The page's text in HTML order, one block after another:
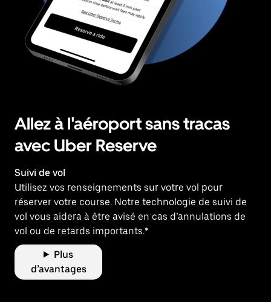
Allez à l'aéroport sans tracas
avec Uber Reserve
Suivi de vol
Utilisez vos renseignements sur votre vol pour
réserver votre course. Notre technologie de suivi de
vol vous aidera à être avisé en cas d’annulations de
vol ou de retards importants.*
Plus
d’avantages